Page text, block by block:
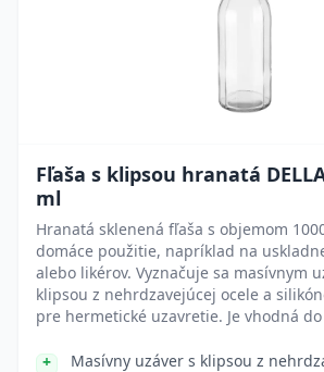
Fľaša s klipsou hranatá
ml
Hranatá sklenená fľaša s objemom
domáce použitie, napríklad na
alebo likérov. Vyznačuje sa masívnym
klipsou z nehrdzavejúcej ocele a
pre hermetické uzavretie. Je vhodná
Masívny uzáver s klipsou z